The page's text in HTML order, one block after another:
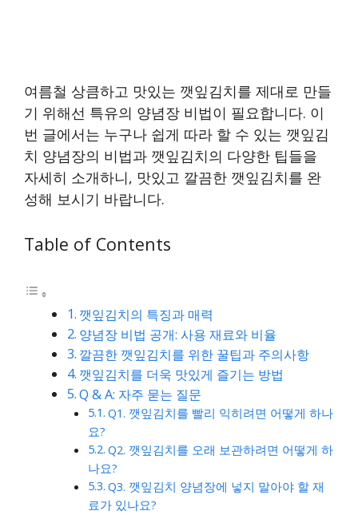
여름철 상큼하고 맛있는 깻잎김치를 제대로 만들
기 위해선 특유의 양념장 비법이 필요합니다. 이
번 글에서는 누구나 쉽게 따라 할 수 있는 깻잎김
치 양념장의 비법과 깻잎김치의 다양한 팁들을
자세히 소개하니, 맛있고 깔끔한 깻잎김치를 완
성해 보시기 바랍니다.
Table of Contents
깻잎김치의 특징과 매력
양념장 비법 공개: 사용 재료와 비율
깔끔한 깻잎김치를 위한 꿀팁과 주의사항
깻잎김치를 더욱 맛있게 즐기는 방법
Q & A: 자주 묻는 질문
Q1. 깻잎김치를 빨리 익히려면 어떻게 하나
요?
Q2. 깻잎김치를 오래 보관하려면 어떻게 하
나요?
Q3. 깻잎김치 양념장에 넣지 말아야 할 재
료가 있나요?